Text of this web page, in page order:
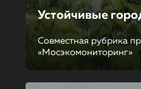
Устойчивые
Совместная рубрика
«Мосэкомониторинг»